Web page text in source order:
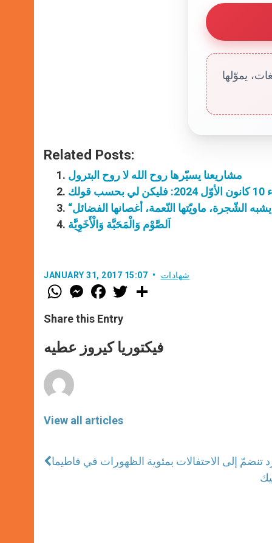
يموّلها
Related Posts:
مشاريعنا يسيّرها روح الله لا روح البترول
اَلصَّوْم وَالْمَحَبَّة وَالْأَخَوِيَّة
JANUARY 31, 2017 15:07 شهادات
W
h
t
s
p
p
M
e
s
e
g
e
F
a
e
b
o
k
w
r
Share this Entry
فيكتوريا كيروز عطيه
View all articles
تنضمّ إلى الاحتفالات بمئوية الظهورات في فاطيما